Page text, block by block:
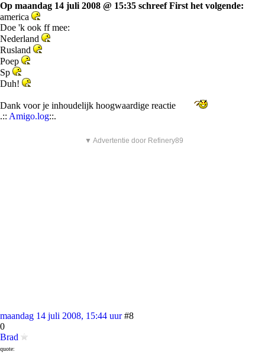
Op maandag 14 juli 2008 @ 15:35 schreef First het volgende:
america
Doe 'k ook ff mee:
Nederland
Rusland
Poep
Sp
Duh!
Dank voor je inhoudelijk hoogwaardige reactie
.:: Amigo.log::.
▼ Advertentie door Refinery89
maandag 14 juli 2008, 15:44 uur #8
0
Brad
quote: